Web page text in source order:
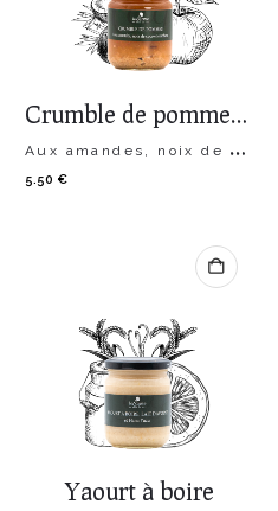
Crumble de pommes de l’Aude
Aux amandes, noix de coco et combava
5.50 €
Yaourt à boire